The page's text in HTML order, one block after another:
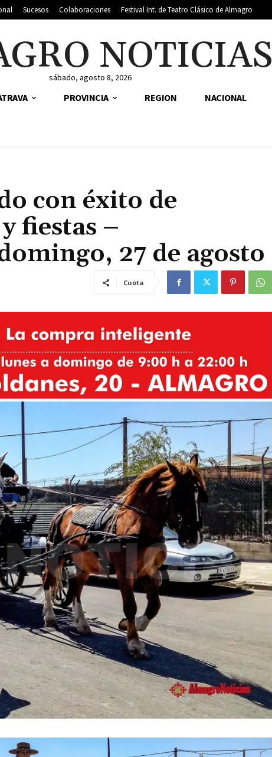
Sucesos Colaboraciones Festival Int. de Teatro Clásico de Almagro
NOTICIAS
sábado, agosto 8, 2026
PROVINCIA REGION NACIONAL
con éxito de
fiestas –
27 de agosto
Cuota